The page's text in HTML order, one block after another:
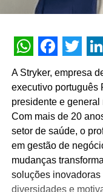
WhatsApp
A Stryker, empresa
executivo português
presidente e general
Com mais de 20
setor de saúde, o
em gestão de
mudanças
soluções
diversidades e